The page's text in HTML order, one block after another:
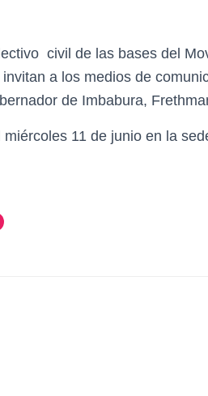
civil de las bases del
a los medios de
de Imbabura,
11 de junio en la